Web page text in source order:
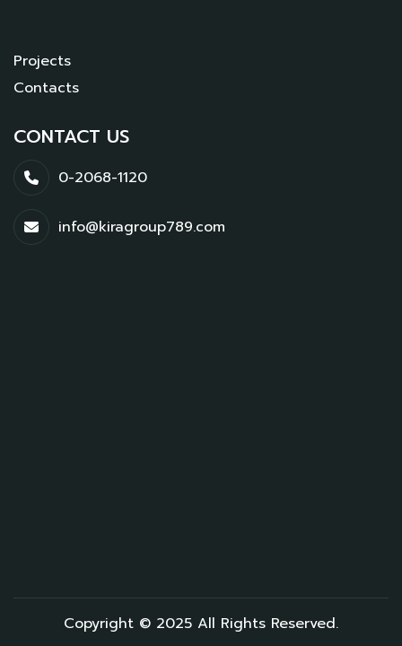
Projects
Contacts
CONTACT US
0-2068-1120
info@kiragroup789.com
Copyright © 2025 All Rights Reserved.